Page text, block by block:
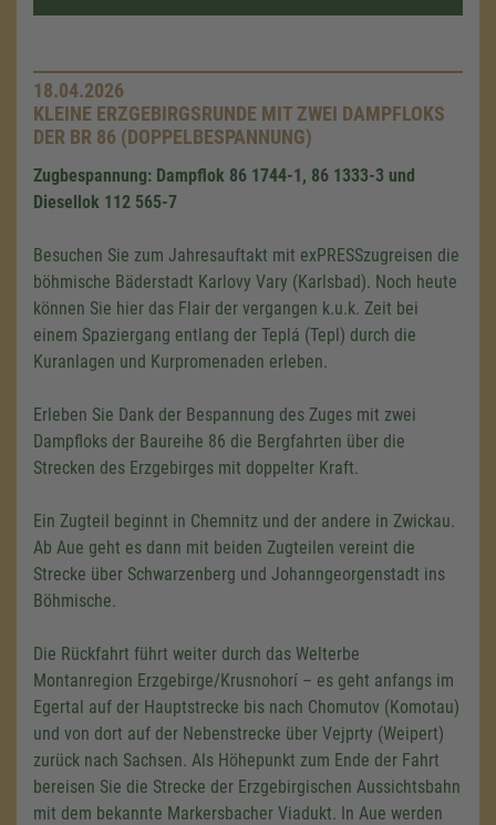
18.04.2026
KLEINE ERZGEBIRGSRUNDE MIT ZWEI DAMPFLOKS
DER BR 86 (DOPPELBESPANNUNG)
Zugbespannung: Dampflok 86 1744-1, 86 1333-3 und
Diesellok 112 565-7
Besuchen Sie zum Jahresauftakt mit exPRESSzugreisen die
böhmische Bäderstadt Karlovy Vary (Karlsbad). Noch heute
können Sie hier das Flair der vergangen k.u.k. Zeit bei
einem Spaziergang entlang der Teplá (Tepl) durch die
Kuranlagen und Kurpromenaden erleben.
Erleben Sie Dank der Bespannung des Zuges mit zwei
Dampfloks der Baureihe 86 die Bergfahrten über die
Strecken des Erzgebirges mit doppelter Kraft.
Ein Zugteil beginnt in Chemnitz und der andere in Zwickau.
Ab Aue geht es dann mit beiden Zugteilen vereint die
Strecke über Schwarzenberg und Johanngeorgenstadt ins
Böhmische.
Die Rückfahrt führt weiter durch das Welterbe
Montanregion Erzgebirge/Krusnohorí – es geht anfangs im
Egertal auf der Hauptstrecke bis nach Chomutov (Komotau)
und von dort auf der Nebenstrecke über Vejprty (Weipert)
zurück nach Sachsen. Als Höhepunkt zum Ende der Fahrt
bereisen Sie die Strecke der Erzgebirgischen Aussichtsbahn
mit dem bekannte Markersbacher Viadukt. In Aue werden